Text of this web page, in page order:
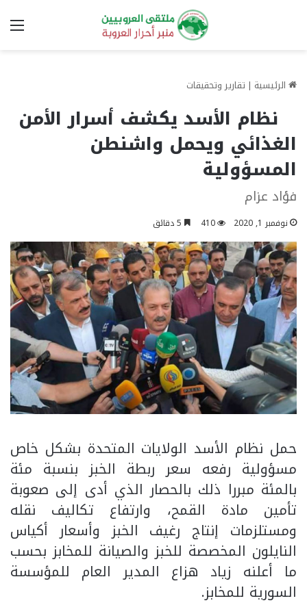
الرئيسية | تقارير وتحقيقات
نظام الأسد يكشف أسرار الأمن
الغذائي ويحمل واشنطن
المسؤولية
فؤاد عزام
نوفمبر 1, 2020 410
حمل نظام الأسد الولايات المتحدة بشكل خاص
مسؤولية رفعه سعر ربطة الخبز بنسبة مئة
بالمئة مبررا ذلك بالحصار الذي أدى إلى صعوبة
تأمين مادة القمح، وارتفاع تكاليف نقله
ومستلزمات إنتاج رغيف الخبز وأسعار أكياس
النايلون المخصصة للخبز والصيانة للمخابز بحسب
ما أعلنه زياد هزاع المدير العام للمؤسسة
السورية للمخابز.